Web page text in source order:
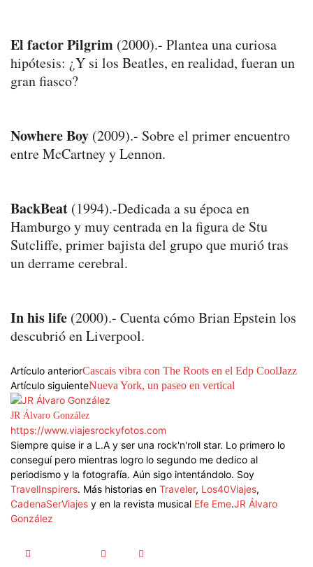
El factor Pilgrim (2000).- Plantea una curiosa
hipótesis: ¿Y si los Beatles, en realidad, fueran un
gran fiasco?
Nowhere Boy (2009).- Sobre el primer encuentro
entre McCartney y Lennon.
BackBeat (1994).-Dedicada a su época en
Hamburgo y muy centrada en la figura de Stu
Sutcliffe, primer bajista del grupo que murió tras
un derrame cerebral.
In his life (2000).- Cuenta cómo Brian Epstein los
descubrió en Liverpool.
Artículo anteriorCascais vibra con The Roots en el Edp CoolJazz
Artículo siguienteNueva York, un paseo en vertical
JR Álvaro González
https://www.viajesrockyfotos.com
Siempre quise ir a L.A y ser una rock'n'roll star. Lo primero lo
conseguí pero mientras logro lo segundo me dedico al
periodismo y la fotografía. Aún sigo intentándolo. Soy
TravelInspirers. Más historias en Traveler, Los40Viajes,
CadenaSerViajes y en la revista musical Efe Eme.JR Álvaro
González